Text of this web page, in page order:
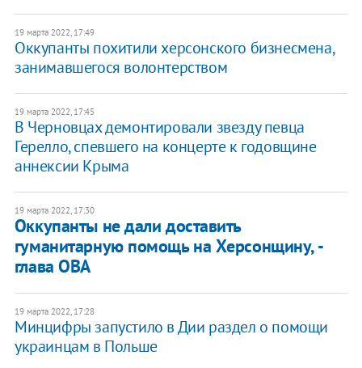
19 марта 2022, 17:49
Оккупанты похитили херсонского бизнесмена,
занимавшегося волонтерством
19 марта 2022, 17:45
В Черновцах демонтировали звезду певца
Герелло, спевшего на концерте к годовщине
аннексии Крыма
19 марта 2022, 17:30
Оккупанты не дали доставить
гуманитарную помощь на Херсонщину, -
глава ОВА
19 марта 2022, 17:28
Минцифры запустило в Дии раздел о помощи
украинцам в Польше